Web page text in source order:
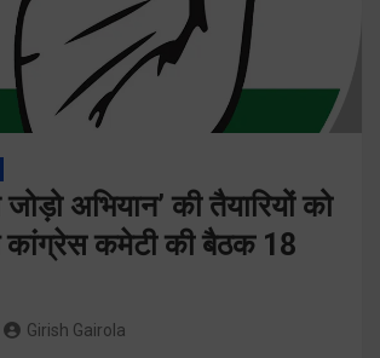
अभियान’ की तैयारियों को
कमेटी की बैठक 18
Girish Gairola